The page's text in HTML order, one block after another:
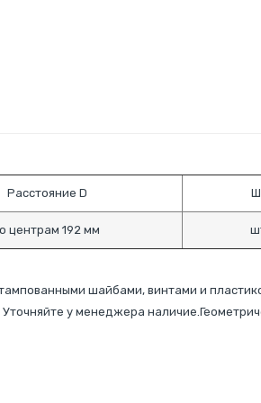
Расстояние D
центрам 192 мм
шайбами, винтами и
у менеджера